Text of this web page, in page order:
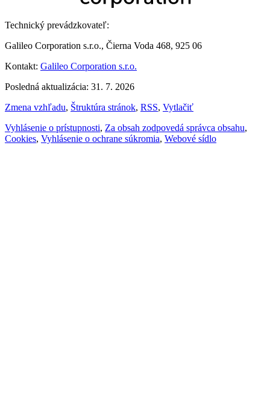
Technický prevádzkovateľ:
Galileo Corporation s.r.o., Čierna Voda 468, 925 06
Kontakt: Galileo Corporation s.r.o.
Posledná aktualizácia: 31. 7. 2026
Zmena vzhľadu, Štruktúra stránok, RSS, Vytlačiť
Vyhlásenie o prístupnosti, Za obsah zodpovedá správca obsahu,
Cookies, Vyhlásenie o ochrane súkromia, Webové sídlo